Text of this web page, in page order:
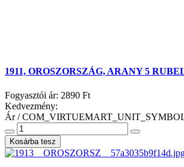
1911, OROSZORSZÁG, ARANY 5
Fogyasztói ár: 2890 Ft
Kedvezmény:
Ár /